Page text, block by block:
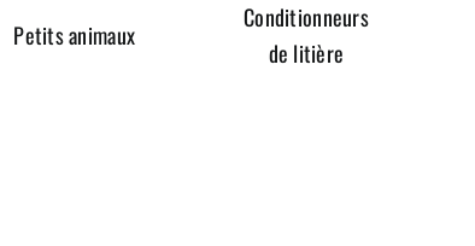
Petits animaux
Conditionneurs
de litière